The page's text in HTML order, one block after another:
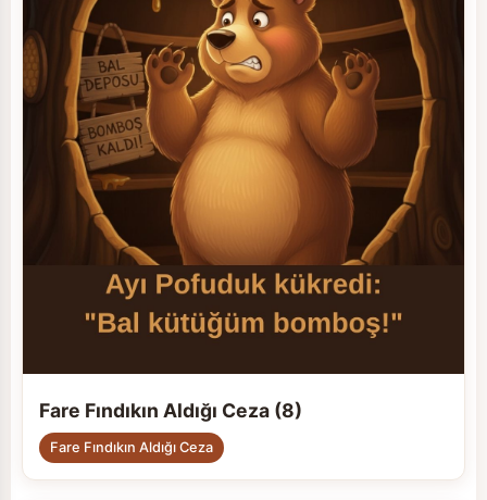
Fare Fındıkın Aldığı Ceza (8)
Fare Fındıkın Aldığı Ceza